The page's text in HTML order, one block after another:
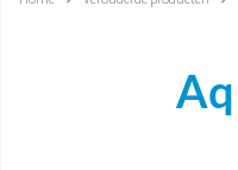
GEÏNTEGREERDE SYSTEMEN